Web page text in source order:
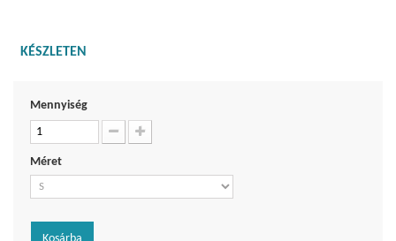
KÉSZLETEN
Mennyiség
Méret